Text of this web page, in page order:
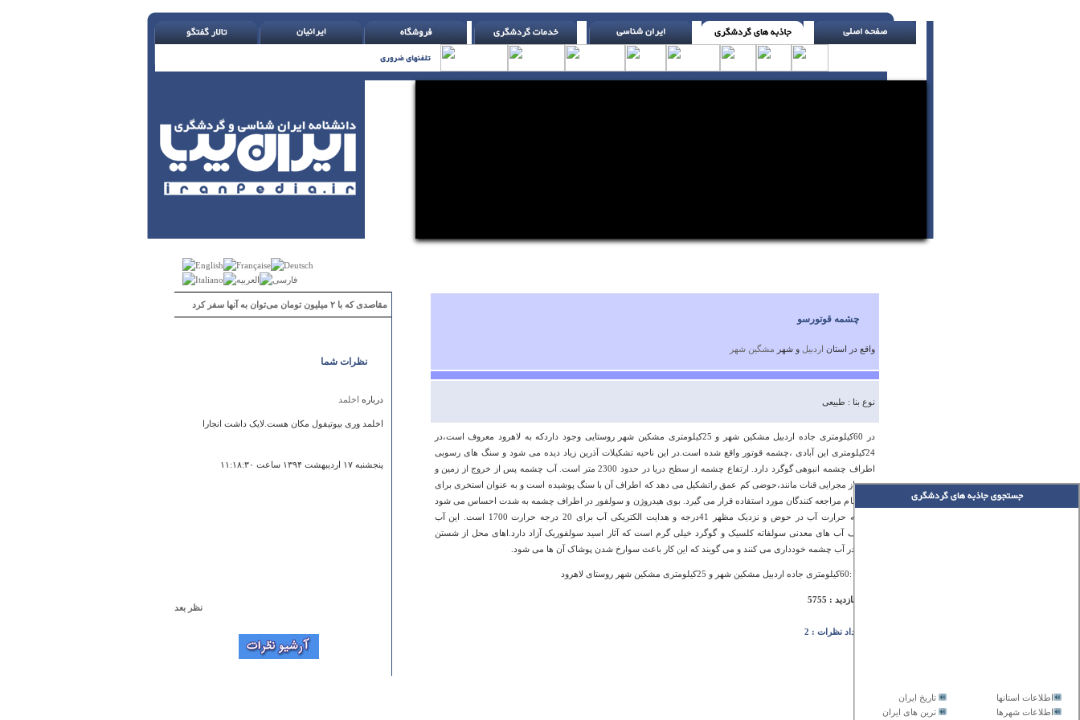
تاریخ ایران
اطلاعات استانها
ترین های ایران
اطلاعات شهرها
مقاصدی که با ۲ میلیون تومان می‌توان به آنها سفر کرد
نظرات شما
درباره اخلمد
اخلمد وری بیوتیفول مکان هست.لایک داشت انجارا
پنجشنبه ۱۷ ارديبهشت ۱۳۹۴ ساعت ۱۱:۱۸:۳۰
نظر بعد
چشمه قوتورسو
واقع در استان اردبيل و شهر مشگين شهر
نوع بنا : طبیعی
در 60کیلومتری جاده اردبیل مشکین شهر و 25کیلومتری مشکین شهر روستایی وجود داردکه به لاهرود معروف است،در
24کیلومتری این آبادی ،چشمه قوتور واقع شده است.در این ناحیه تشکیلات آذرین زیاد دیده می شود و سنگ های رسوبی
اطراف چشمه انبوهی گوگرد دارد. ارتفاع چشمه از سطح دریا در حدود 2300 متر است. آب چشمه پس از خروج از زمین و
عبور از مجرایی قنات مانند،حوضی کم عمق راتشکیل می دهد که اطراف آن با سنگ پوشیده است و به عنوان استخری برای
استحمام مراجعه کنندگان مورد استفاده قرار می گیرد. بوی هیدروژن و سولفور در اطراف چشمه به شدت احساس می شود
. درجه حرارت آب در حوض و نزدیک مظهر 41درجه و هدایت الکتریکی آب برای 20 درجه حرارت 1700 است. این آب
درردیف آب های معدنی سولفاته کلسیک و گوگرد خیلی گرم است که آثار اسید سولفوریک آزاد دارد.اهای محل از شستن
لباس در آب چشمه خودداری می کنند و می گویند که این کار باعث سوارخ شدن پوشاک آن ها می شود.
آدرس :60کیلومتری جاده اردبیل مشکین شهر و 25کیلومتری مشکین شهر روستای لاهرود
تعداد بازدید : 5755
تعداد نظرات : 2